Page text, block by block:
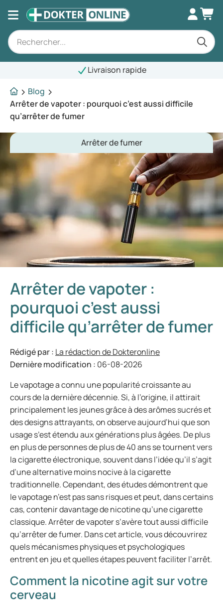
Livraison rapide
Blog
Arrêter de vapoter : pourquoi c’est aussi difficile
qu’arrêter de fumer
Arrêter de fumer
Arrêter de vapoter :
pourquoi c’est aussi
difficile qu’arrêter de fumer
Rédigé par : La rédaction de Dokteronline
Dernière modification : 06-08-2026
Le vapotage a connu une popularité croissante au
cours de la dernière décennie. Si, à l’origine, il attirait
principalement les jeunes grâce à des arômes sucrés et
des designs attrayants, on observe aujourd’hui que son
usage s’est étendu aux générations plus âgées. De plus
en plus de personnes de plus de 40 ans se tournent vers
la cigarette électronique, souvent dans l’idée qu’il s’agit
d’une alternative moins nocive à la cigarette
traditionnelle. Cependant, des études démontrent que
le vapotage n’est pas sans risques et peut, dans certains
cas, contenir davantage de nicotine qu’une cigarette
classique. Arrêter de vapoter s’avère tout aussi difficile
qu’arrêter de fumer. Dans cet article, vous découvrirez
quels mécanismes physiques et psychologiques
entrent en jeu et quelles étapes peuvent faciliter l’arrêt.
Comment la nicotine agit sur votre
cerveau